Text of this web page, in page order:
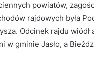
powiatów,
rajdowych była
Odcinek rajdu
w gminie Jasło, a